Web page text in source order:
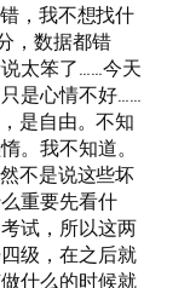
，我不想找什
，数据都错
太笨了……今天
是心情不好……
是自由。不知
。我不知道。
不是说这些坏
重要先看什
试，所以这两
级，在之后就
什么的时候就